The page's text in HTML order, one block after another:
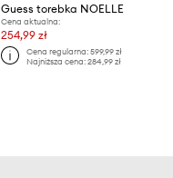
Guess torebka NOELLE
Cena aktualna:
254,99 zł
Cena regularna: 599,99 zł
Najniższa cena: 284,99 zł